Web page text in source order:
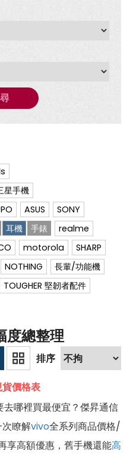
星手機
ASUS
SONY
耳機 手錶
realme
motorola
SHARP
NOTHING
長輩/功能機
TOUGHER 堅韌者配件
度總整理
價格表
去哪裡買最便宜？傑昇通信
瞭解vivo全系列商品價格/
享高額優惠，舊手機還能高